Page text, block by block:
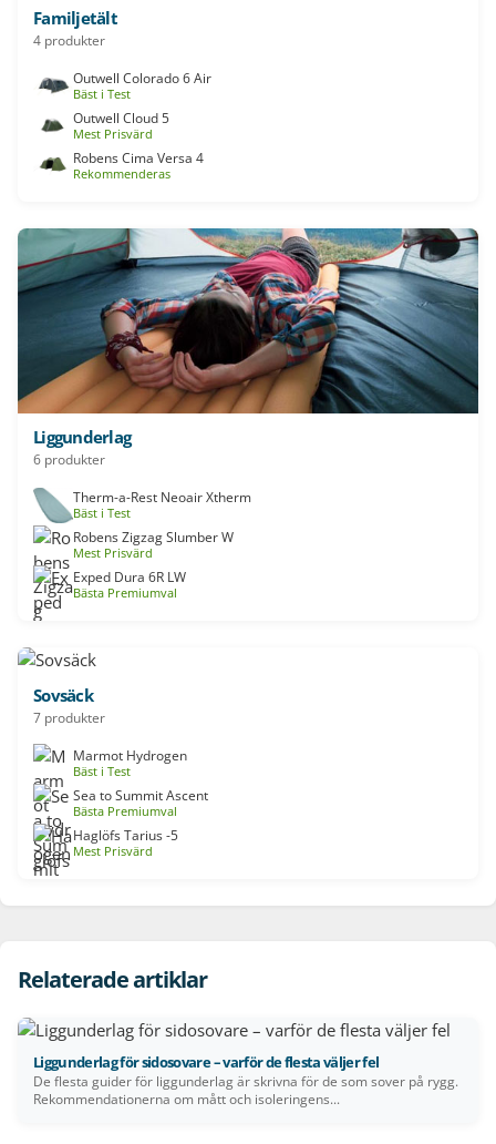
Familjetält
4 produkter
Outwell Colorado 6 Air
Bäst i Test
Outwell Cloud 5
Mest Prisvärd
Robens Cima Versa 4
Rekommenderas
Liggunderlag
6 produkter
Therm-a-Rest Neoair Xtherm
Bäst i Test
Robens Zigzag Slumber W
Mest Prisvärd
Exped Dura 6R LW
Bästa Premiumval
Sovsäck
7 produkter
Marmot Hydrogen
Bäst i Test
Sea to Summit Ascent
Bästa Premiumval
Haglöfs Tarius -5
Mest Prisvärd
Relaterade artiklar
Liggunderlag för sidosovare – varför de flesta väljer fel
De flesta guider för liggunderlag är skrivna för de som sover på rygg.
Rekommendationerna om mått och isoleringens...